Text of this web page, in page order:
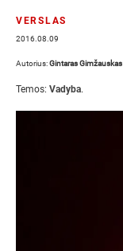
VERSLAS
2016.08.09
Autorius:Gintaras Gimžauskas
Temos: Vadyba.